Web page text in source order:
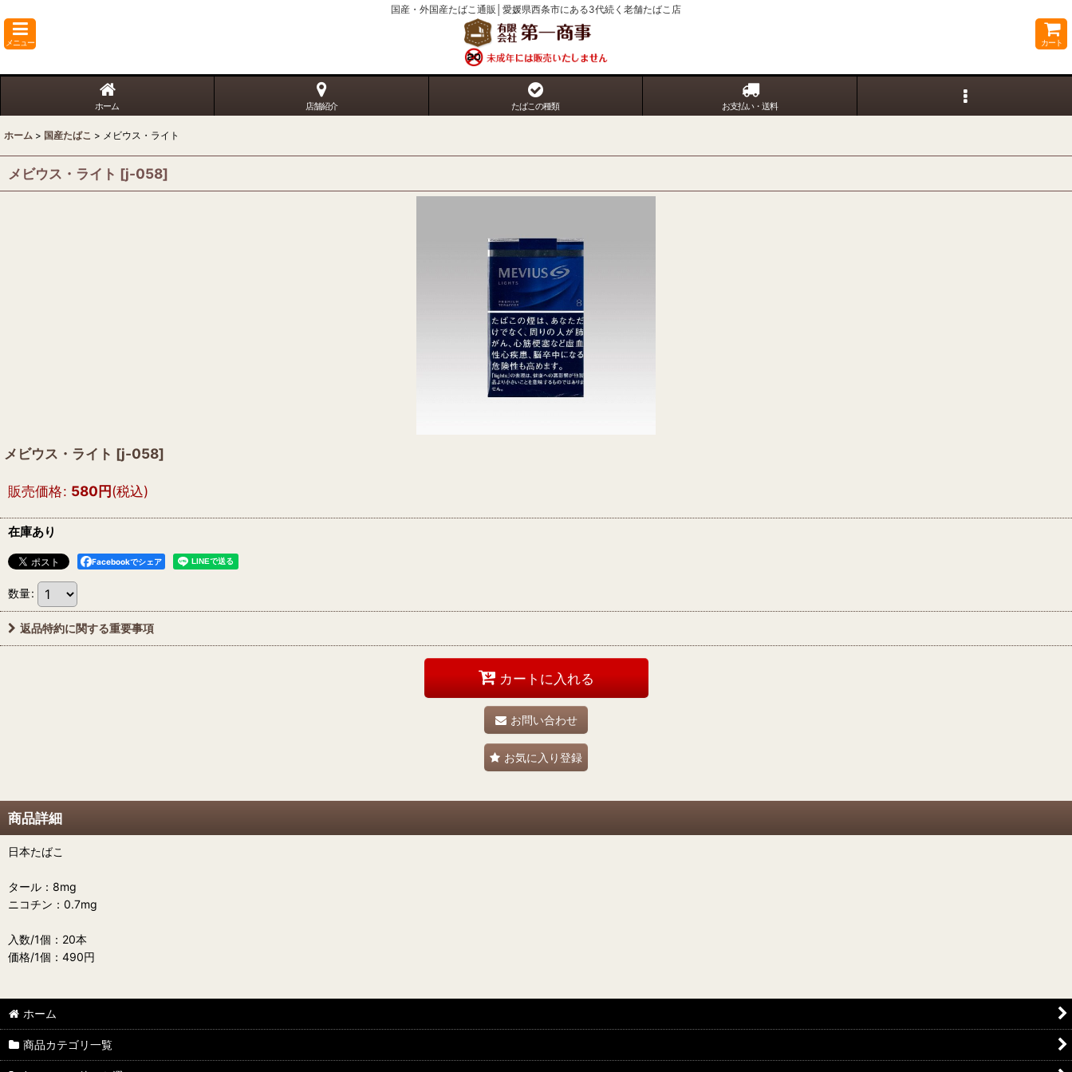
国産・外国産たばこ通販│愛媛県西条市にある3代続く老舗たばこ店
メニュー カート
ホーム 店舗紹介 たばこの種類 お支払い・送料
ホーム > 国産たばこ > メビウス・ライト
メビウス・ライト [j-058]
メビウス・ライト [j-058]
販売価格: 580円(税込)
在庫あり
Facebookでシェア
数量:
返品特約に関する重要事項
カートに入れる
お問い合わせ
お気に入り登録
商品詳細
日本たばこ
タール：8mg
ニコチン：0.7mg
入数/1個：20本
価格/1個：490円
ホーム
商品カテゴリ一覧